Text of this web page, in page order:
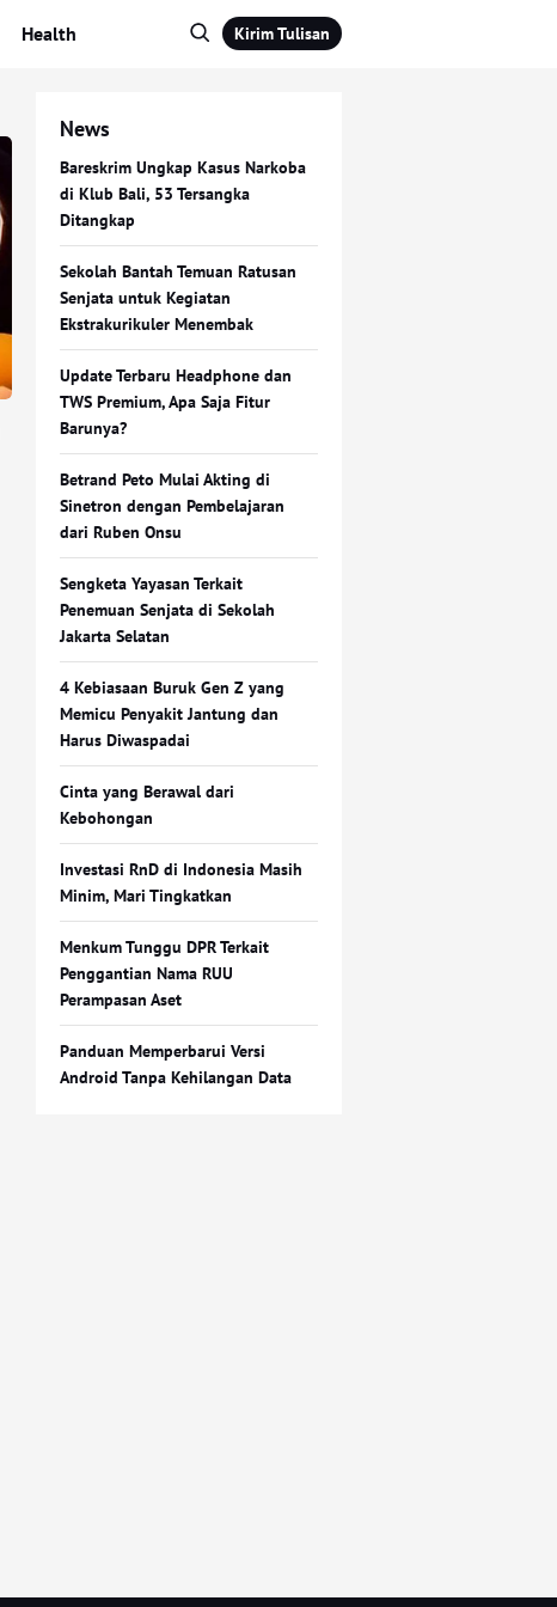
Health Kirim Tulisan
News
Bareskrim Ungkap Kasus Narkoba
di Klub Bali, 53 Tersangka
Ditangkap
Sekolah Bantah Temuan Ratusan
Senjata untuk Kegiatan
Ekstrakurikuler Menembak
Update Terbaru Headphone dan
TWS Premium, Apa Saja Fitur
Barunya?
Betrand Peto Mulai Akting di
Sinetron dengan Pembelajaran
dari Ruben Onsu
Sengketa Yayasan Terkait
Penemuan Senjata di Sekolah
Jakarta Selatan
4 Kebiasaan Buruk Gen Z yang
Memicu Penyakit Jantung dan
Harus Diwaspadai
Cinta yang Berawal dari
Kebohongan
Investasi RnD di Indonesia Masih
Minim, Mari Tingkatkan
Menkum Tunggu DPR Terkait
Penggantian Nama RUU
Perampasan Aset
Panduan Memperbarui Versi
Android Tanpa Kehilangan Data